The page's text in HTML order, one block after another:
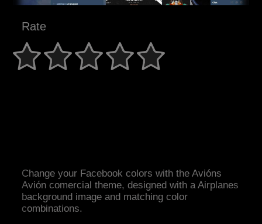
Rate
Change your Facebook colors with the Avións
Avión comercial theme, designed with a Airplanes
background image and matching color
combinations.